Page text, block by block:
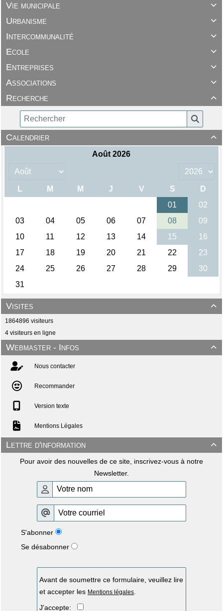

Vie municipale

Urbanisme

Intercommunalité

Ecole

Entreprises

Associations

Recherche

Calendrier

Visites
1864896 visiteurs
4 visiteurs en ligne

Webmaster - Infos
Nous contacter
Recommander
Version texte
Mentions Légales

Lettre d'information
Pour avoir des nouvelles de ce site, inscrivez-vous à notre
Newsletter.
S'abonner
Se désabonner
Avant de soumettre ce formulaire, veuillez lire
et accepter les Mentions légales
J'accepte: